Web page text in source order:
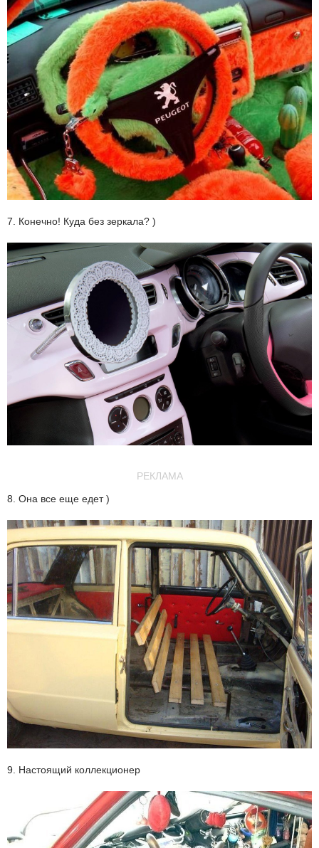
7. Конечно! Куда без зеркала? )
РЕКЛАМА
8. Она все еще едет )
9. Настоящий коллекционер